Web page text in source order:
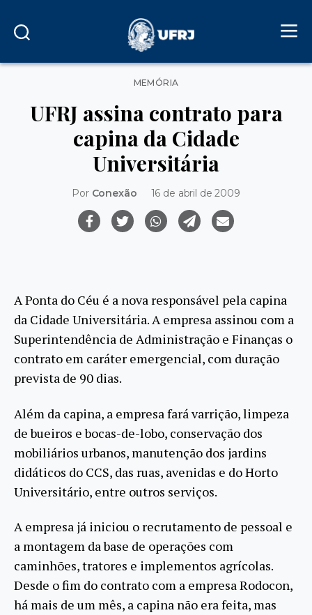
Categorias
MEMÓRIA
UFRJ assina contrato para
capina da Cidade
Universitária
Por Conexão 16 de abril de 2009
A Ponta do Céu é a nova responsável pela capina
da Cidade Universitária. A empresa assinou com a
Superintendência de Administração e Finanças o
contrato em caráter emergencial, com duração
prevista de 90 dias.
Além da capina, a empresa fará varrição, limpeza
de bueiros e bocas-de-lobo, conservação dos
mobiliários urbanos, manutenção dos jardins
didáticos do CCS, das ruas, avenidas e do Horto
Universitário, entre outros serviços.
A empresa já iniciou o recrutamento de pessoal e
a montagem da base de operações com
caminhões, tratores e implementos agrícolas.
Desde o fim do contrato com a empresa Rodocon,
há mais de um mês, a capina não era feita, mas